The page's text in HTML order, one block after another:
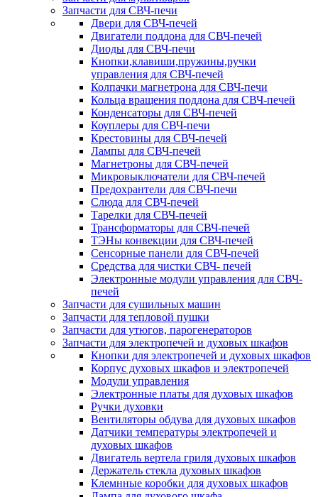
Запчасти для СВЧ-печи
Двери для СВЧ-печей
Двигатели поддона для СВЧ-печей
Диоды для СВЧ-печи
Кнопки,клавиши,пружины,ручки
управления для СВЧ-печей
Колпачки магнетрона для СВЧ-печи
Кольца вращения поддона для СВЧ-печей
Конденсаторы для СВЧ-печей
Коуплеры для СВЧ-печи
Крестовины для СВЧ-печей
Лампы для СВЧ-печей
Магнетроны для СВЧ-печей
Микровыключатели для СВЧ-печей
Предохрантели для СВЧ-печи
Слюда для СВЧ-печей
Тарелки для СВЧ-печей
Трансформаторы для СВЧ-печей
ТЭНы конвекции для СВЧ-печей
Сенсорные панели для СВЧ-печей
Средства для чистки СВЧ- печей
Электронные модули управления для СВЧ-
печей
Запчасти для сушильных машин
Запчасти для тепловой пушки
Запчасти для утюгов, парогенераторов
Запчасти для электропечей и духовых шкафов
Кнопки для электропечей и духовых шкафов
Корпус духовых шкафов и электропечей
Модули управления
Электронные платы для духовых шкафов
Ручки духовки
Вентиляторы обдува для духовых шкафов
Датчики температуры электропечей и
духовых шкафов
Двигатель вертела гриля духовых шкафов
Держатель стекла духовых шкафов
Клемнные коробки для духовых шкафов